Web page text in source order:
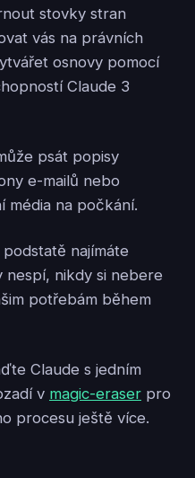
stovky stran
vás na právních
osnovy pomocí
Claude 3
psát popisy
e-mailů nebo
média na počkání.
podstatě najímáte
nikdy si nebere
potřebám během
Claude s jedním
v magic-eraser pro
procesu ještě více.